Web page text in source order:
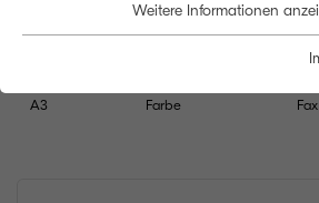
A3 Farbe Fax
Weitere Informationen